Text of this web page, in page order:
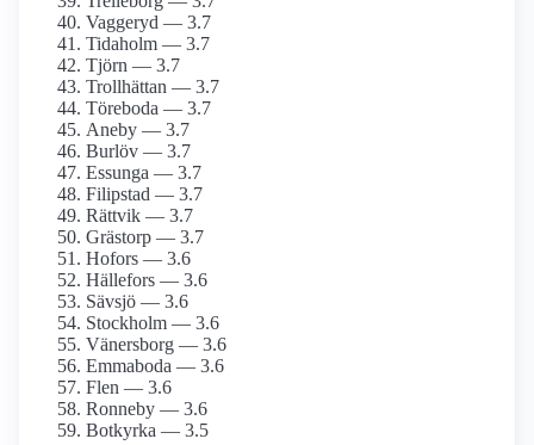
Vaggeryd — 3.7
Tidaholm — 3.7
Tjörn — 3.7
Trollhättan — 3.7
Töreboda — 3.7
Aneby — 3.7
Burlöv — 3.7
Essunga — 3.7
Filipstad — 3.7
Rättvik — 3.7
Grästorp — 3.7
Hofors — 3.6
Hällefors — 3.6
Sävsjö — 3.6
Stockholm — 3.6
Vänersborg — 3.6
Emmaboda — 3.6
Flen — 3.6
Ronneby — 3.6
Botkyrka — 3.5